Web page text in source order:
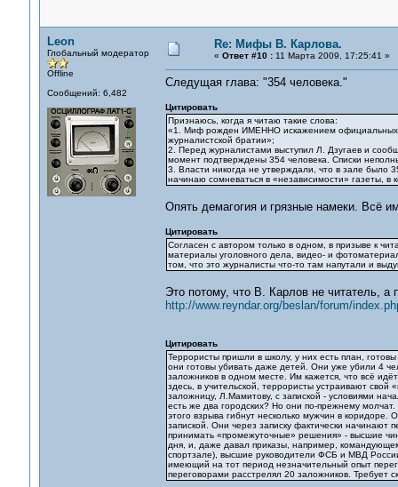
Leon
Глобальный модератор
Offline
Сообщений: 6,482
Re: Мифы В. Карлова.
« Ответ #10 :11 Марта 2009, 17:25:41 »
Следущая глава: "354 человека."
Цитировать
Признаюсь, когда я читаю такие слова:
«1. Миф рожден ИМЕННО искажением официальных
журналистской братии»;
2. Перед журналистами выступил Л. Дзугаев и
момент подтверждены 354 человека. Списки
3. Власти никогда не утверждали, что в зале было
начинаю сомневаться в «независимости» газеты, в
Опять демагогия и грязные намеки. Всё
Цитировать
Согласен с автором только в одном, в призыве к
материалы уголовного дела, видео- и
том, что это журналисты что-то там напутали и
Это потому, что В. Карлов не читатель, а
http://www.reyndar.org/beslan/forum/
Цитировать
Террористы пришли в школу, у них есть план,
они готовы убивать даже детей. Они уже убили 4
заложников в одном месте. Им кажется, что всё
здесь, в учительской, террористы устраивают
заложницу, Л.Мамитову, с запиской - условиями
есть же два городских? Но они по-прежнему
этого взрыва гибнут несколько мужчин в
запиской. Они через записку фактически начинают
принимать «промежуточные» решения» - высшие
дня, и, даже давал приказы, например,
спортзале), высшие руководители ФСБ и МВД
имеющий на тот период незначительный опыт
переговорами расстрелял 20 заложников. Требует